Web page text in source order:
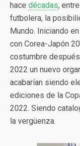
hace décadas,
futbolera, la
Mundo. Iniciando
con Corea-Japón
costumbre
2022 un nuevo
acabarían siendo
ediciones de la
2022. Siendo
la vergüenza.